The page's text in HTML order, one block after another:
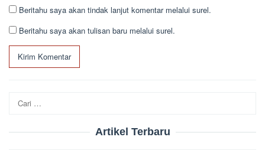
Beritahu saya akan tindak lanjut komentar melalui surel.
Beritahu saya akan tulisan baru melalui surel.
untuk:
Artikel Terbaru